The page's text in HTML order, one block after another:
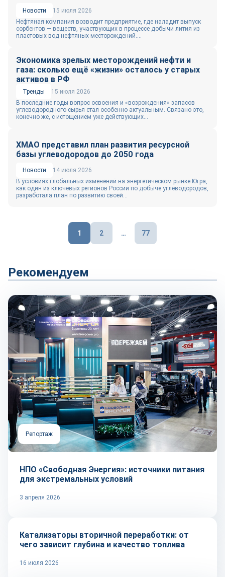
Новости
15 июля 2026
Нефтяная компания возводит предприятие, где наладит выпуск
сорбентов — веществ, участвующих в процессе добычи лития из
пластовых вод нефтяных месторождений....
Экономика зрелых месторождений нефти и
газа: сколько ещё «жизни» осталось у старых
активов в РФ
Тренды
15 июля 2026
В последние годы вопрос освоения и «возрождения» запасов
углеводородного сырья стал особенно актуальным. Cвязано это,
конечно же, с истощением уже действующих...
ХМАО представил план развития ресурсной
базы углеводородов до 2050 года
Новости
14 июля 2026
В условиях глобальных изменений на энергетическом рынке Югра,
как один из ключевых регионов России по добыче углеводородов,
разработала план по развитию своей...
1 2 … 77
Рекомендуем
Репортаж
НПО «Свободная Энергия»: источники питания
для экстремальных условий
3 апреля 2026
Тренды
Катализаторы вторичной переработки: от
чего зависит глубина и качество топлива
16 июля 2026